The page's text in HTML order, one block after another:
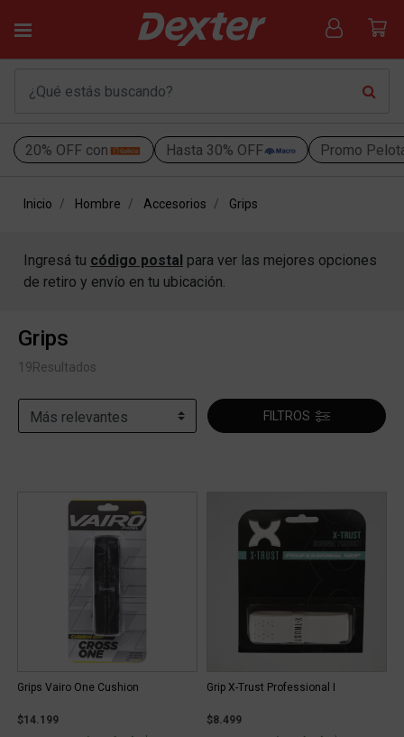
20% OFF con Hasta 30% OFF Promo
Inicio Hombre Accesorios Grips
Ingresá tu código postal para ver las mejores opciones
de retiro y envío en tu ubicación.
Grips
19Resultados
FILTROS
Grips Vairo One Cushion
$14.199
Grip X-Trust Professional I
$8.499